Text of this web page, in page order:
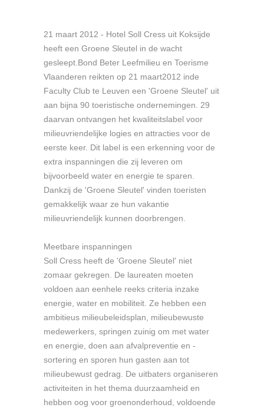
21 maart 2012 - Hotel Soll Cress uit Koksijde
heeft een Groene Sleutel in de wacht
gesleept.Bond Beter Leefmilieu en Toerisme
Vlaanderen reikten op 21 maart2012 inde
Faculty Club te Leuven een 'Groene Sleutel' uit
aan bijna 90 toeristische ondernemingen. 29
daarvan ontvangen het kwaliteitslabel voor
milieuvriendelijke logies en attracties voor de
eerste keer. Dit label is een erkenning voor de
extra inspanningen die zij leveren om
bijvoorbeeld water en energie te sparen.
Dankzij de 'Groene Sleutel' vinden toeristen
gemakkelijk waar ze hun vakantie
milieuvriendelijk kunnen doorbrengen.
Meetbare inspanningen
Soll Cress heeft de 'Groene Sleutel' niet
zomaar gekregen. De laureaten moeten
voldoen aan eenhele reeks criteria inzake
energie, water en mobiliteit. Ze hebben een
ambitieus milieubeleidsplan, milieubewuste
medewerkers, springen zuinig om met water
en energie, doen aan afvalpreventie en -
sortering en sporen hun gasten aan tot
milieubewust gedrag. De uitbaters organiseren
activiteiten in het thema duurzaamheid en
hebben oog voor groenonderhoud, voldoende